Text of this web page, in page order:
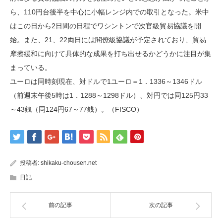
ら、110円台後半を中心に小幅レンジ内での取引となった。米中
はこの日から2日間の日程でワシントンで次官級貿易協議を開
始。また、21、22両日には閣僚級協議が予定されており、貿易
摩擦緩和に向けて具体的な成果を打ち出せるかどうかに注目が集
まっている。
ユーロは同時刻現在、対ドルで1ユーロ＝1．1336～1346ドル
（前週末午後5時は1．1288～1298ドル）、対円では同125円33
～43銭（同124円67～77銭）。（FISCO）
投稿者: shikaku-chousen.net
日記
前の記事 次の記事